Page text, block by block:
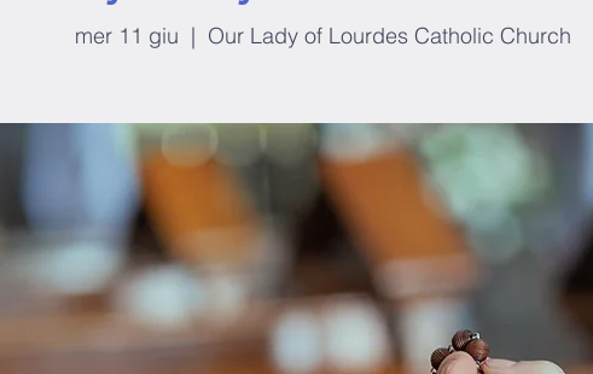
mer 11 giu
  |
Our Lady of Lourdes Catholic Church